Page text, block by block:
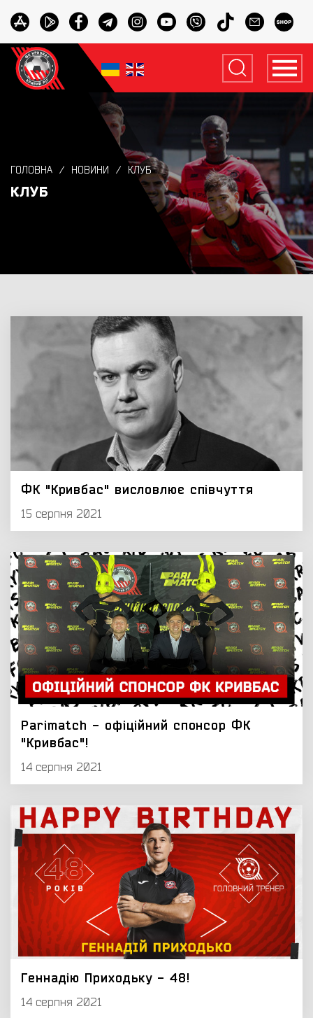
ГОЛОВНА НОВИНИ КЛУБ
КЛУБ
ФК "Кривбас" висловлює співчуття
15 серпня 2021
Parimatch - офіційний спонсор ФК
"Кривбас"!
14 серпня 2021
Геннадію Приходьку - 48!
14 серпня 2021